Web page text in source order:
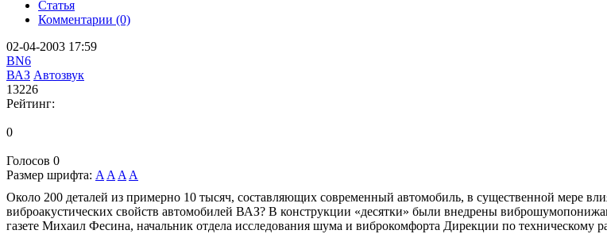
Статья
Комментарии (0)
02-04-2003 17:59
BN6
ВАЗ Автозвук
13226
Рейтинг:
0
Голосов 0
Размер шрифта: AAAA
Около 200 деталей из примерно 10 тысяч, составляющих современный автомобиль, в существенной мере
виброакустических свойств автомобилей ВАЗ? В конструкции «десятки» были внедрены
газете Михаил Фесина, начальник отдела исследования шума и виброкомфорта Дирекции по